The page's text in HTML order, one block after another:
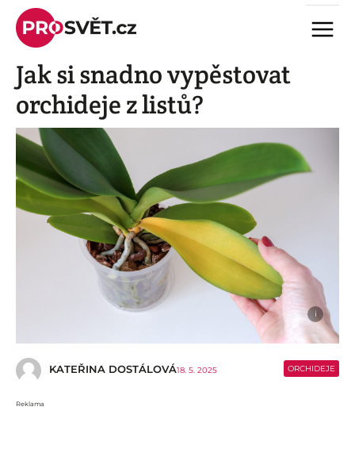
Skip
content
Menu
Jak si snadno vypěstovat
orchideje z listů?
i
KATEŘINA DOSTÁLOVÁ18. 5. 2025 ORCHIDEJE
Reklama